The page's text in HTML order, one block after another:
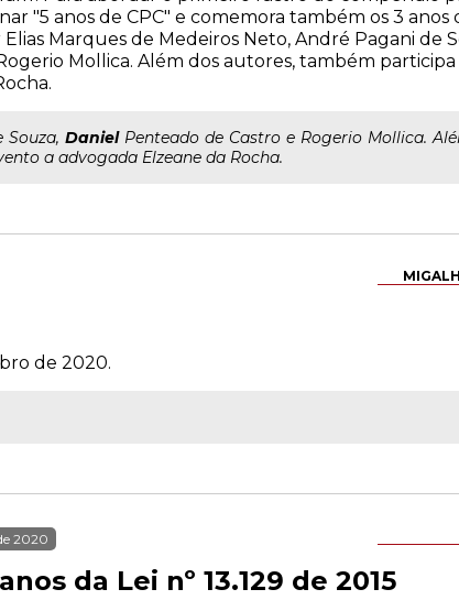
"5 anos de CPC" e comemora também os 3 anos
Elias Marques de Medeiros Neto, André Pagani de
Mollica. Além dos autores, também
Souza, DanielPenteado de Castro e Rogerio Mollica.
a advogada Elzeane da Rocha.
de 2020.
2020
da Lei nº 13.129 de 2015